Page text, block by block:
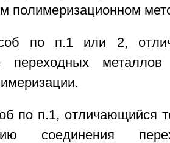
полимеризационном
по п.1 или 2,
переходных
по п.1, отличающийся
соединения